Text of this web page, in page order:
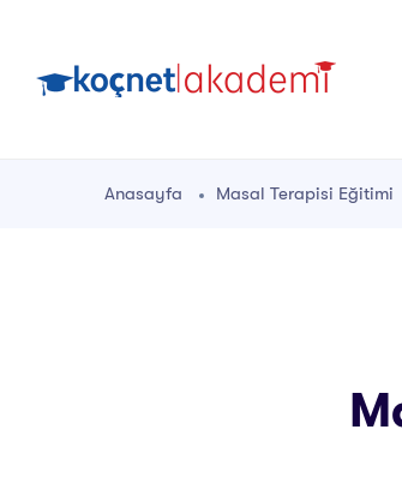
Anasayfa Masal Terapisi Eğitimi